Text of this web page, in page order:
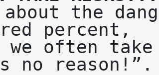
about the
percent,
we often
no reason!”.